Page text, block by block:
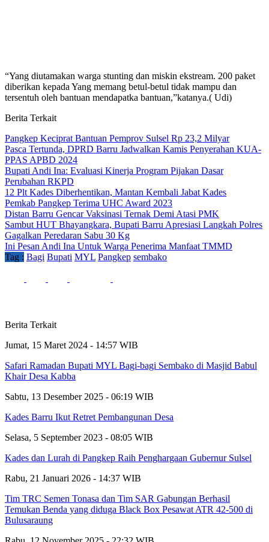
“Yang diutamakan warga stunting dan miskin ekstream. 200 paket
diberikan kepada Yang memang betul-betul tidak mampu dan
tersentuh oleh bantuan mendapatka bantuan,”katanya.( Udi)
Berita Terkait
Pangkep Keciprat Bantuan Pemprov Sulsel Rp 23,2 Milyar
Pasca Tertunda, DPRD Barru Jadwalkan Kamis Penyerahan KUA-
PPAS APBD 2024
Bupati Andi Ina: Evaluasi Kinerja Program Pijakan Dasar
Perubahan RKPD
12 Plt Kades Diberhentikan, Mantan Kembali Jabat Kades
Pemkab Pangkep Terima UHC Award 2023
Distan Barru Gencar Vaksinasi Ternak Demi Atasi PMK
Sambut HUT Bhayangkara, Bupati Barru Apresiasi Langkah Polres
Gagalkan Peredaran Sabu 30 Kg
Ini Pesan Andi Ina Untuk Warga Penerima Manfaat TMMD
Tag : Bagi Bupati MYL Pangkep sembako
Berita Terkait
Jumat, 15 Maret 2024 - 14:57 WIB
Safari Ramadan Bupati MYL Bagi-bagi Sembako di Masjid Babul
Khair Desa Kabba
Sabtu, 13 Desember 2025 - 06:19 WIB
Kades Barru Ikut Retret Pembangunan Desa
Selasa, 5 September 2023 - 08:05 WIB
Kades dan Lurah di Pangkep Raih Penghargaan Gubernur Sulsel
Rabu, 21 Januari 2026 - 14:37 WIB
Tim TRC Semen Tonasa dan Tim SAR Gabungan Berhasil
Temukan Benda yang diduga Black Box Pesawat ATR 42-500 di
Bulusaraung